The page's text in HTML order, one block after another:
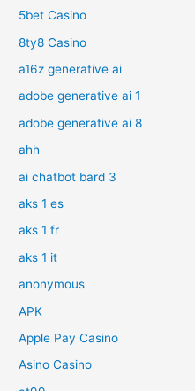
5bet Casino
8ty8 Casino
a16z generative ai
adobe generative ai 1
adobe generative ai 8
ahh
ai chatbot bard 3
aks 1 es
aks 1 fr
aks 1 it
anonymous
APK
Apple Pay Casino
Asino Casino